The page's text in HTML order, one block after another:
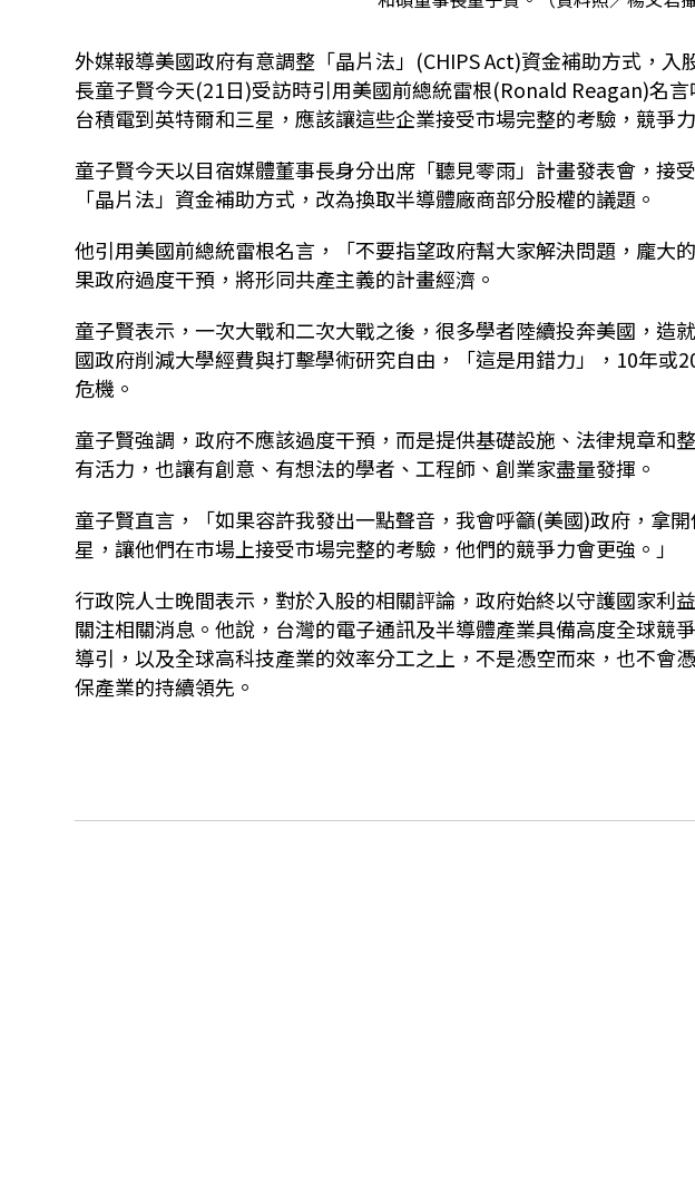
外媒報導美國政府有意調整「晶片法」(CHIPS Act)資金補助方式，
長童子賢今天(21日)受訪時引用美國前總統雷根(Ronald Reagan)名
台積電到英特爾和三星，應該讓這些企業接受市場完整的考驗，競爭
童子賢今天以目宿媒體董事長身分出席「聽見零雨」計畫發表會，接
「晶片法」資金補助方式，改為換取半導體廠商部分股權的議題。
他引用美國前總統雷根名言，「不要指望政府幫大家解決問題，龐大
果政府過度干預，將形同共產主義的計畫經濟。
童子賢表示，一次大戰和二次大戰之後，很多學者陸續投奔美國，造
國政府削減大學經費與打擊學術研究自由，「這是用錯力」，10年或
危機。
童子賢強調，政府不應該過度干預，而是提供基礎設施、法律規章和
有活力，也讓有創意、有想法的學者、工程師、創業家盡量發揮。
童子賢直言，「如果容許我發出一點聲音，我會呼籲(美國)政府，拿
星，讓他們在市場上接受市場完整的考驗，他們的競爭力會更強。」
行政院人士晚間表示，對於入股的相關評論，政府始終以守護國家利
關注相關消息。他說，台灣的電子通訊及半導體產業具備高度全球競
導引，以及全球高科技產業的效率分工之上，不是憑空而來，也不會
保產業的持續領先。